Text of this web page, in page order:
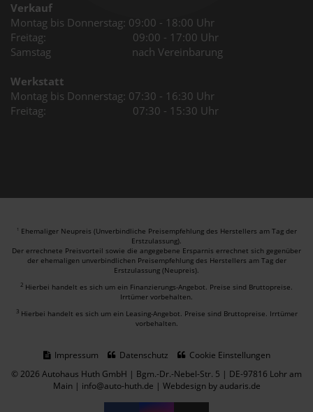
Verkauf
Montag bis Donnerstag: 09:00 - 18:00 Uhr
Freitag: 09:00 - 17:00 Uhr
Samstag nach Vereinbarung
Werkstatt
Montag bis Donnerstag: 07:30 - 16:30 Uhr
Freitag: 07:30 - 15:30 Uhr
1 Ehemaliger Neupreis (Unverbindliche Preisempfehlung des Herstellers am Tag der
Erstzulassung).
Der errechnete Preisvorteil sowie die angegebene Ersparnis errechnet sich gegenüber
der ehemaligen unverbindlichen Preisempfehlung des Herstellers am Tag der
Erstzulassung (Neupreis).
2 Hierbei handelt es sich um ein Finanzierungs-Angebot. Preise sind Bruttopreise.
Irrtümer vorbehalten.
3 Hierbei handelt es sich um ein Leasing-Angebot. Preise sind Bruttopreise. Irrtümer
vorbehalten.
Impressum Datenschutz
Cookie Einstellungen
© 2026 Autohaus Huth GmbH | Bgm.-Dr.-Nebel-Str. 5 | DE-97816 Lohr am
Main | info@auto-huth.de | Webdesign by audaris.de